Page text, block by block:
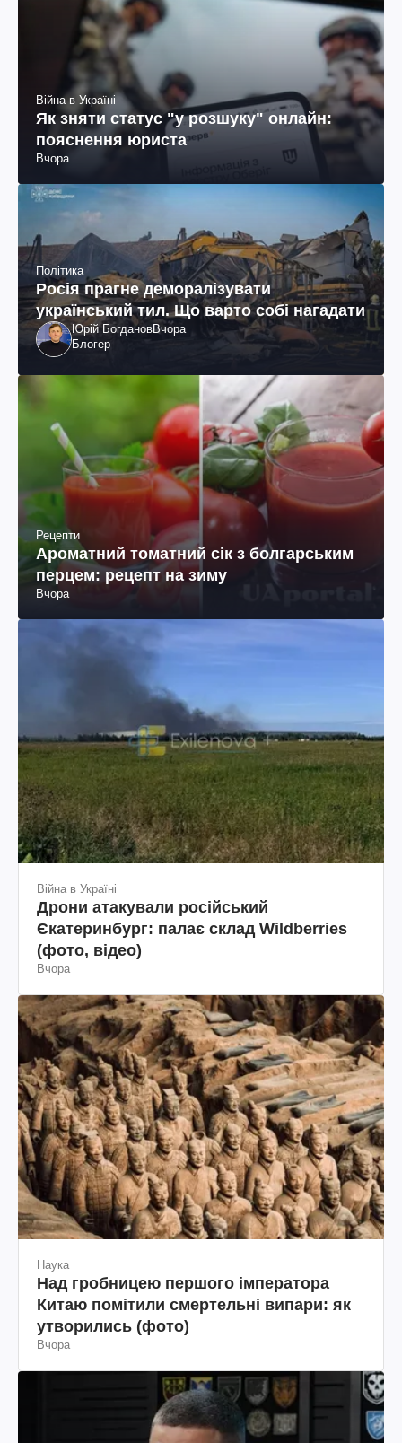
Війна в Україні
Як зняти статус "у розшуку" онлайн:
пояснення юриста
Вчора
Політика
Росія прагне деморалізувати
український тил. Що варто собі нагадати
Юрій БогдановВчора
Блогер
Рецепти
Ароматний томатний сік з болгарським
перцем: рецепт на зиму
Вчора
Війна в Україні
Дрони атакували російський
Єкатеринбург: палає склад Wildberries
(фото, відео)
Вчора
Наука
Над гробницею першого імператора
Китаю помітили смертельні випари: як
утворились (фото)
Вчора